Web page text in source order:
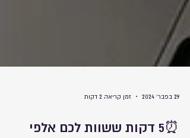
29 בפבר׳ 2024 זמן קריאה 2 דקות